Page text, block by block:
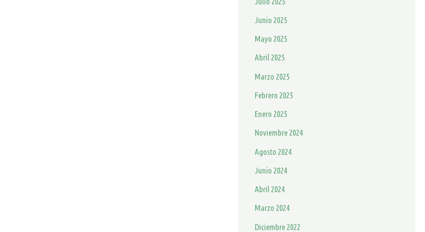
Junio 2025
Mayo 2025
Abril 2025
Marzo 2025
Febrero 2025
Enero 2025
Noviembre 2024
Agosto 2024
Junio 2024
Abril 2024
Marzo 2024
Diciembre 2022